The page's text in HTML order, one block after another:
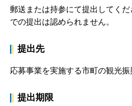
郵送または持参にて提出してく
での提出は認められません。
提出先
応募事業を実施する市町の観光振
提出期限